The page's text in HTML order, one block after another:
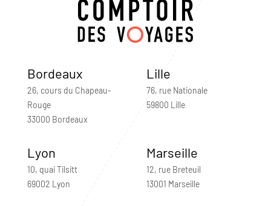
Bordeaux
26, cours du Chapeau-
Rouge
33000 Bordeaux
Lille
76, rue Nationale
59800 Lille
Lyon
10, quai Tilsitt
69002 Lyon
Marseille
12, rue Breteuil
13001 Marseille